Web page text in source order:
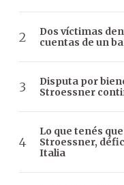
Dos víctimas
cuentas de un
Disputa por
Stroessner
Lo que tenés
Stroessner,
Italia